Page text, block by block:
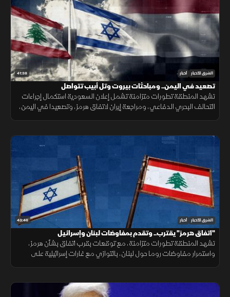
41:38 الشرق للأخبار أخبار
تصعيد في اليمن.. ومباحثات بيروت وتل أبيب تتواصل
تشهد المنطقة تطورات متزامنة تشمل إعلان السعودية استكمال إجراءات
التحالف البحري الدفاعي، ومراجعة إيران لاتفاق هرمز، وتصعيدا في اليمن،
43:46 الشرق للأخبار أخبار
"اتفاق هرمز" يقترب.. وتقدم بمفاوضات لبنان وإسرائيل
تشهد المنطقة تطورات متزامنة، مع توقعات بقرب اتفاق بشأن هرمز،
واستمرار مفاوضات روما حول لبنان، بالتوازي مع غارات إسرائيلية على